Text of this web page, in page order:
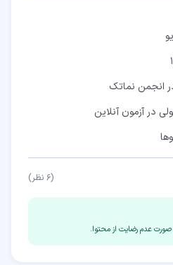
انجمن نماتک
در آزمون آنلاین
(۶ نظر)
صورت عدم رضایت از محتوا.